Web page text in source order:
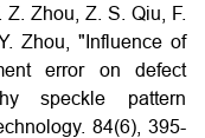
Zhou, Z. S. Qiu, F.
Zhou, "Influence of
error on defect
speckle pattern
84(6), 395-